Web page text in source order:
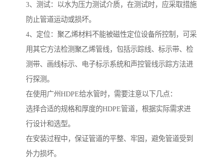
3、测试：以水为压力测试介质，在测试时，应采取措施
防止管道运动或损坏。
4、定位：聚乙烯材料不能被磁性定位设备所控制，可采
用其它方法检测聚乙烯管线，包括示踪线、标示带、检
测带、画线标示、电子标示系统和声控管线示踪方法进
行探测。
在使用广州HDPE给水管时，需要注意以下几点：
选择合适的规格和厚度的HDPE管道，根据实际需求进
行设计和选型。
在安装过程中，保证管道的平整、牢固，避免管道受到
外力损坏。